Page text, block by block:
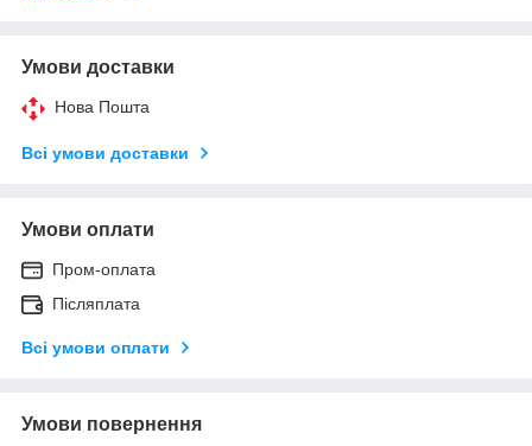
Умови доставки
Нова Пошта
Всі умови доставки
Умови оплати
Пром-оплата
Післяплата
Всі умови оплати
Умови повернення